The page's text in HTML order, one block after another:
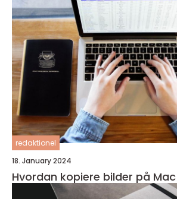
redaktionel
18. January 2024
Hvordan kopiere bilder på Mac